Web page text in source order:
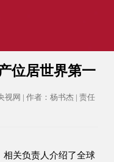
位居世界第一
视网 | 作者：杨书杰 | 责任
相关负责人介绍了全球